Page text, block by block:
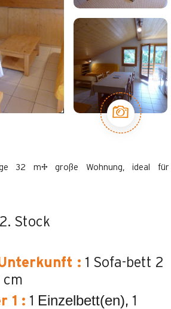
32 m² große Wohnung, ideal
2. Stock
: 1 Sofa-bett 2
cm
1 : 1 Einzelbett(en) 1